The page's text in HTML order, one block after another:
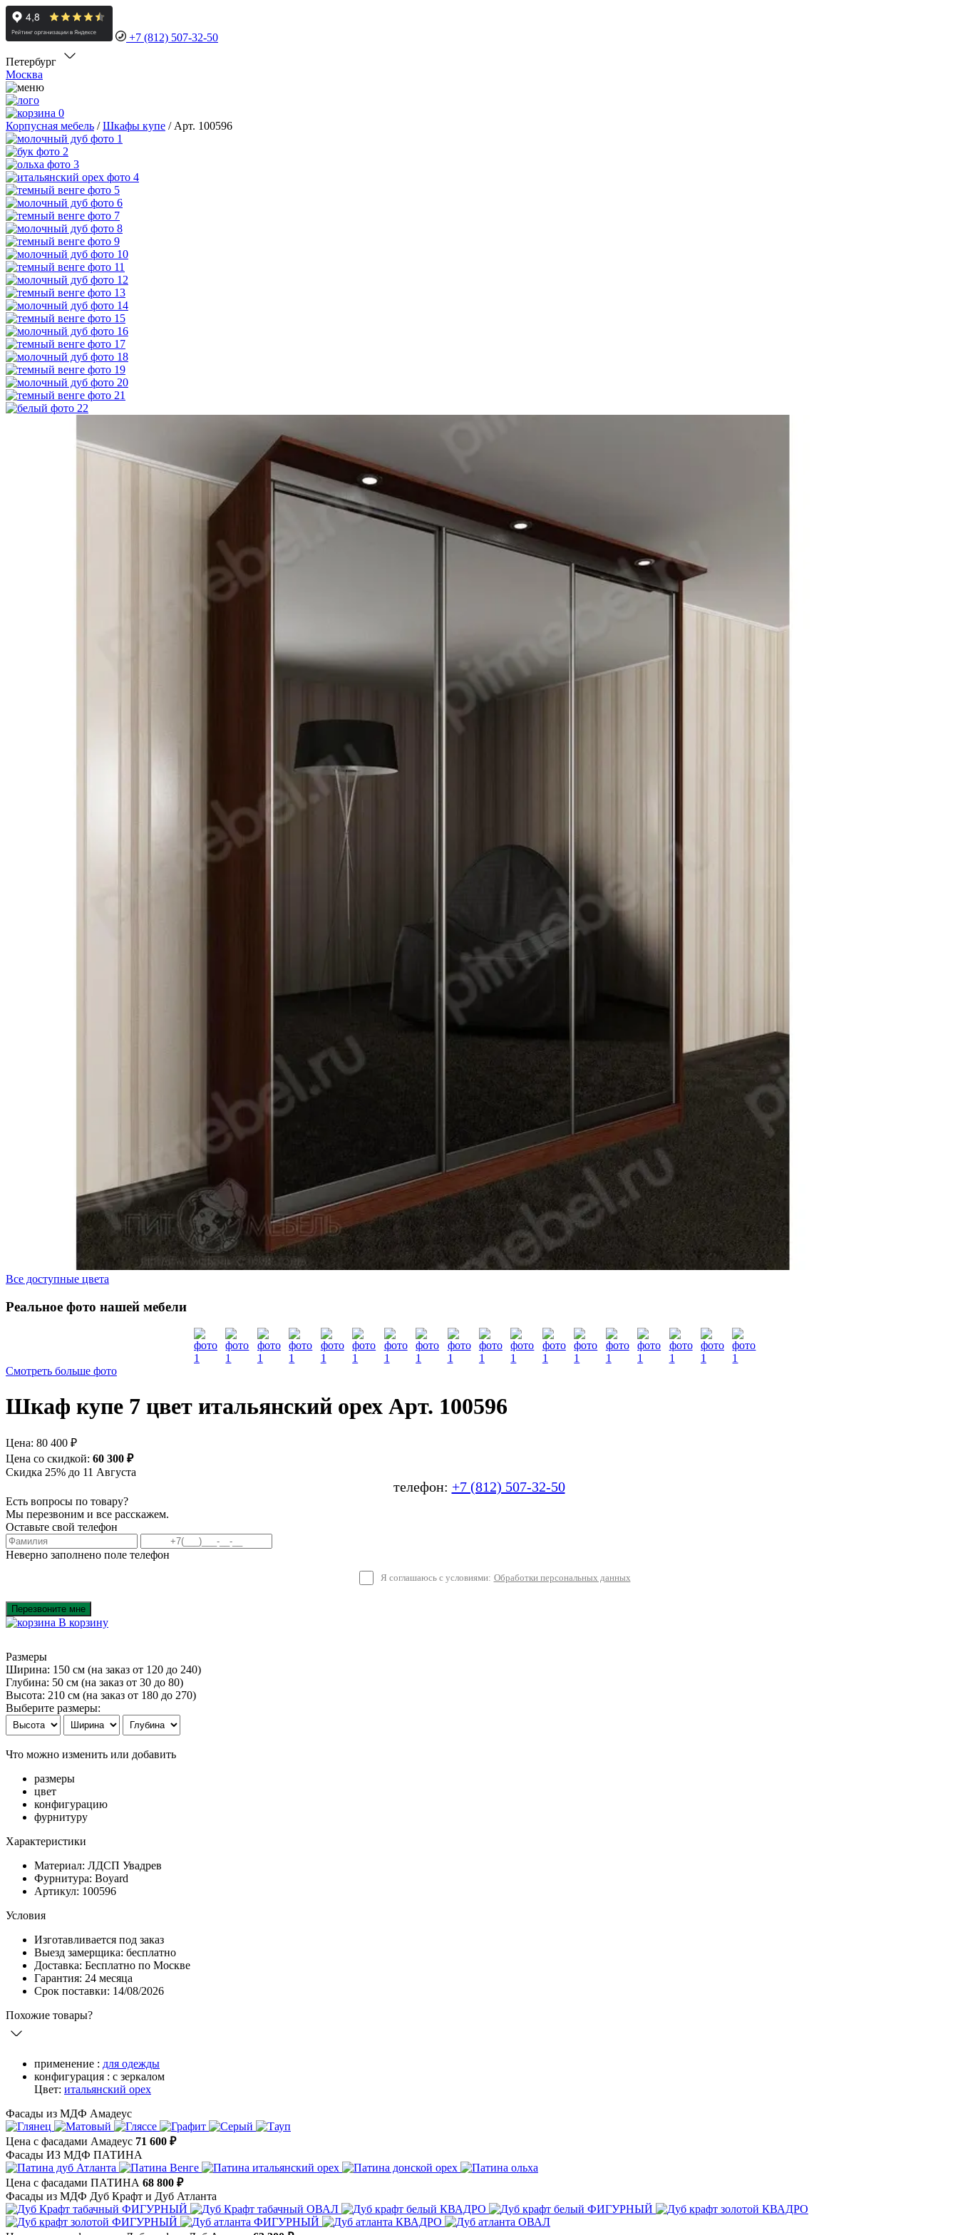
+7 (812) 507-32-50
Петербург
Москва
0
Корпусная мебель /Шкафы купе / Арт. 100596
Все доступные цвета
Реальное фото нашей мебели
Смотреть больше фото
Шкаф купе 7 цвет итальянский орех Арт. 100596
Цена: 80 400 ₽
Цена со скидкой: 60 300 ₽
Скидка 25% до 11 Августа
телефон: +7 (812) 507-32-50
Есть вопросы по товару?
Мы перезвоним и все расскажем.
Оставьте свой телефон
Неверно заполнено поле телефон
Я соглашаюсь с условиями: Обработки персональных данных
Перезвоните мне
В корзину
Размеры
Ширина: 150 см (на заказ от 120 до 240)
Глубина: 50 см (на заказ от 30 до 80)
Высота: 210 см (на заказ от 180 до 270)
Выберите размеры:
Что можно изменить или добавить
размеры
цвет
конфигурацию
фурнитуру
Характеристики
Материал: ЛДСП Увадрев
Фурнитура: Boyard
Артикул: 100596
Условия
Изготавливается под заказ
Выезд замерщика: бесплатно
Доставка: Бесплатно по Москве
Гарантия: 24 месяца
Срок поставки: 14/08/2026
Похожие товары?
применение : для одежды
конфигурация : с зеркалом
Цвет: итальянский орех
Фасады из МДФ Амадеус
Цена с фасадами Амадеус 71 600 ₽
Фасады ИЗ МДФ ПАТИНА
Цена с фасадами ПАТИНА 68 800 ₽
Фасады из МДФ Дуб Крафт и Дуб Атланта